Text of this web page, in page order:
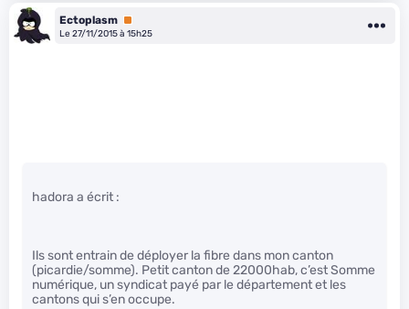
Ectoplasm Premium
Le 27/11/2015 à 15h25
hadora a écrit :
Ils sont entrain de déployer la fibre dans mon canton
(picardie/somme). Petit canton de 22000hab, c’est Somme
numérique, un syndicat payé par le département et les
cantons qui s’en occupe.